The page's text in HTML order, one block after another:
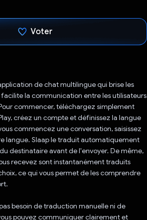
Voter
de chat multilingue qui brise les
la communication entre les utilisateurs
commencer, téléchargez simplement
créez un compte et définissez la langue
commencez une conversation, saisissez
langue. Slaap le traduit automatiquement
destinataire avant de l'envoyer. De même,
recevez sont instantanément traduits
ce qui vous permet de les comprendre
besoin de traduction manuelle ni de
pouvez communiquer clairement et